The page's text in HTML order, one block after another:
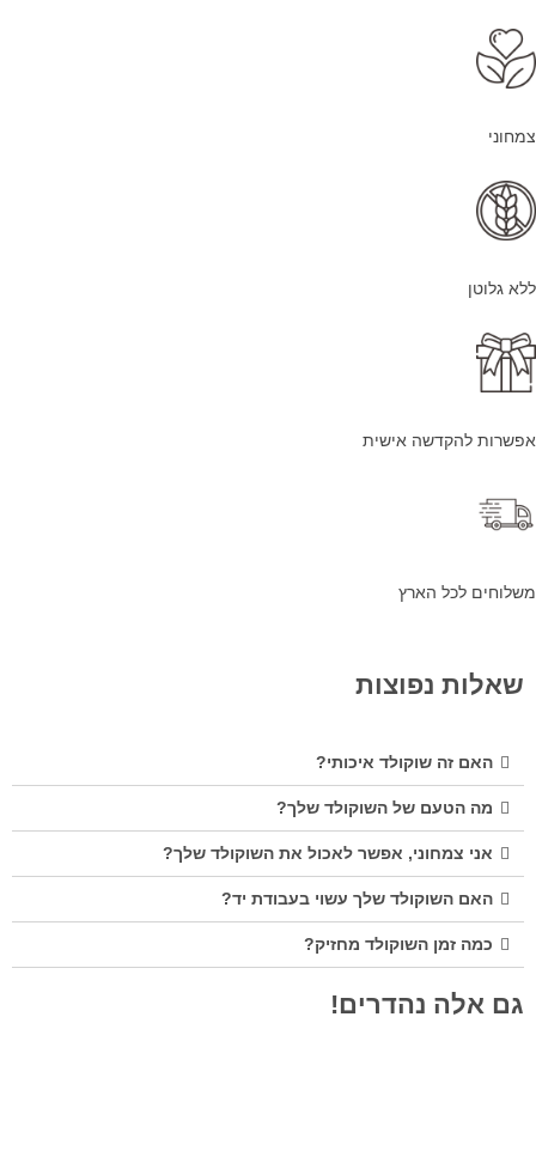
צמחוני
ללא גלוטן
אפשרות להקדשה אישית
משלוחים לכל הארץ
שאלות נפוצות
האם זה שוקולד איכותי?
מה הטעם של השוקולד שלך?
אני צמחוני, אפשר לאכול את השוקולד שלך?
האם השוקולד שלך עשוי בעבודת יד?
כמה זמן השוקולד מחזיק?
גם אלה נהדרים!